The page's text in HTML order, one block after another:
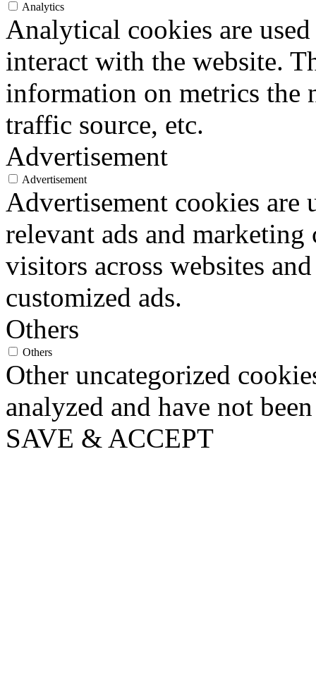
Analytics
Analytical cookies are
interact with the website.
information on metrics the
traffic source, etc.
Advertisement
Advertisement
Advertisement cookies
relevant ads and marketing
visitors across websites
customized ads.
Others
Others
Other uncategorized
analyzed and have not
SAVE & ACCEPT